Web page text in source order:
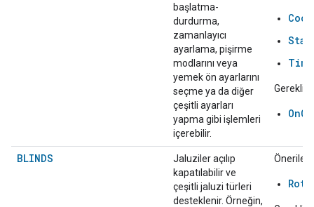
başlatma-
durdurma,
zamanlayıcı
ayarlama, pişirme
modlarını veya
yemek ön ayarlarını
seçme ya da diğer
çeşitli ayarları
yapma gibi işlemleri
içerebilir.
Cook
Gerekli:
BLINDS
Jaluziler açılıp
kapatılabilir ve
çeşitli jaluzi türleri
desteklenir. Örneğin,
Önerilen: